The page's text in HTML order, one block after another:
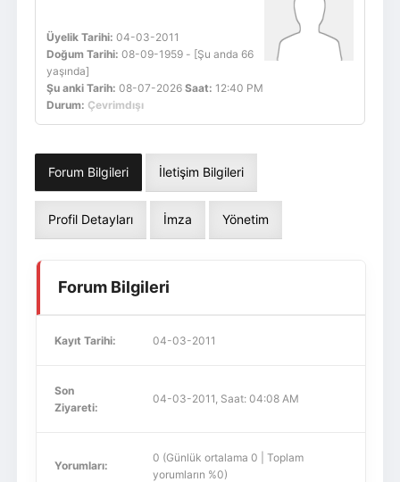
Üyelik Tarihi: 04-03-2011
Doğum Tarihi: 08-09-1959 - [Şu anda 66
yaşında]
Şu anki Tarih: 08-07-2026 Saat: 12:40 PM
Durum: Çevrimdışı
Forum Bilgileri İletişim Bilgileri
Profil Detayları İmza Yönetim
Forum Bilgileri
Kayıt Tarihi: 04-03-2011
Son
Ziyareti:
04-03-2011, Saat: 04:08 AM
Yorumları:
0 (Günlük ortalama 0 | Toplam
yorumların %0)